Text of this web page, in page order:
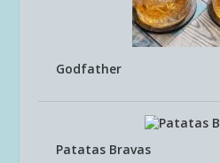
Godfather
Patatas Bravas